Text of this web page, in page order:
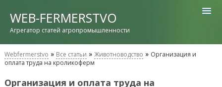
WEB-FERMERSTVO
Агрегатор статей агропромышленности
Webfermerstvo » Все статьи » Животноводство » Организация и
оплата труда на кроликоферм
Организация и оплата труда на